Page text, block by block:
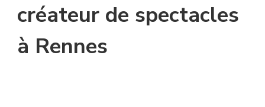
créateur de spectacles
à Rennes